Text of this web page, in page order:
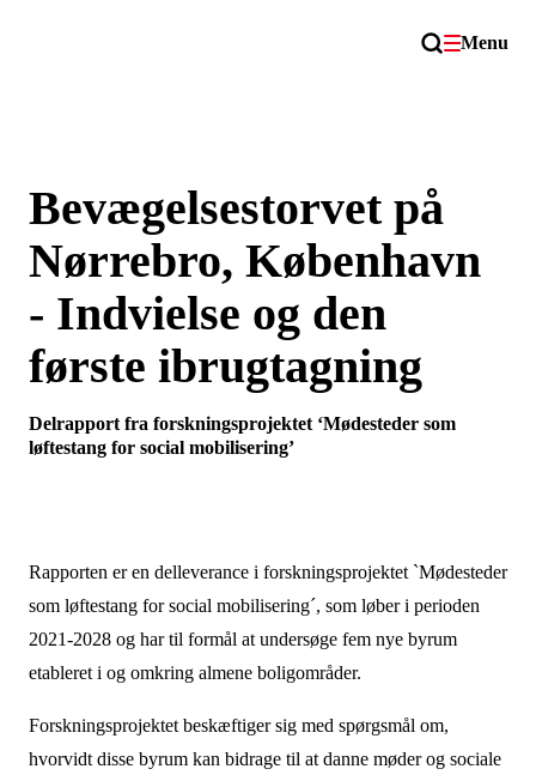
Menu
Bevægelsestorvet på
Nørrebro, København
- Indvielse og den
første ibrugtagning
Delrapport fra forskningsprojektet ‘Mødesteder som
løftestang for social mobilisering’
Rapporten er en delleverance i forskningsprojektet `Mødesteder
som løftestang for social mobilisering´, som løber i perioden
2021-2028 og har til formål at undersøge fem nye byrum
etableret i og omkring almene boligområder.
Forskningsprojektet beskæftiger sig med spørgsmål om,
hvorvidt disse byrum kan bidrage til at danne møder og sociale